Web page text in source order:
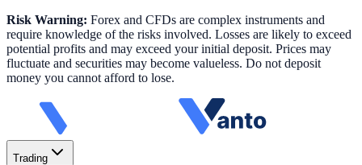
Risk Warning: Forex and CFDs are complex instruments and
require knowledge of the risks involved. Losses are likely to exceed
potential profits and may exceed your initial deposit. Prices may
fluctuate and securities may become valueless. Do not deposit
money you cannot afford to lose.
Trading